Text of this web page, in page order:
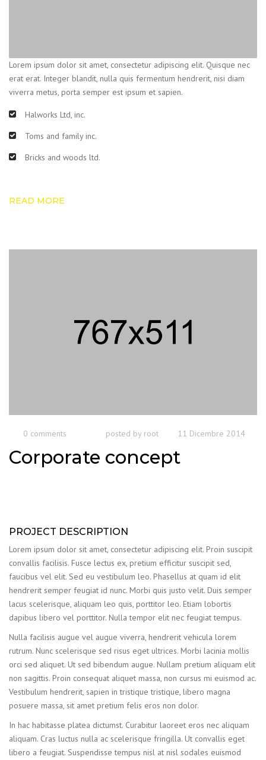
Lorem ipsum dolor sit amet, consectetur adipiscing elit. Quisque nec
erat erat. Integer blandit, nulla quis fermentum hendrerit, nisi diam
viverra metus, porta semper est ipsum et sapien.
Halworks Ltd, inc.
Toms and family inc.
Bricks and woods ltd.
READ MORE
0 comments posted by root 11 Dicembre 2014
Corporate concept
PROJECT DESCRIPTION
Lorem ipsum dolor sit amet, consectetur adipiscing elit. Proin suscipit
convallis facilisis. Fusce lectus ex, pretium efficitur suscipit sed,
faucibus vel elit. Sed eu vestibulum leo. Phasellus at quam id elit
hendrerit semper feugiat id nunc. Morbi quis justo velit. Duis semper
lacus scelerisque, aliquam leo quis, porttitor leo. Etiam lobortis
dapibus libero vel porttitor. Nulla tempor elit nec feugiat tempus.
Nulla facilisis augue vel augue viverra, hendrerit vehicula lorem
rutrum. Nunc scelerisque sed risus eget ultrices. Morbi lacinia mollis
orci sed aliquet. Ut sed bibendum augue. Nullam pretium aliquam elit
non sagittis. Proin consequat aliquet massa, non cursus mi euismod ac.
Vestibulum hendrerit, sapien in tristique tristique, libero magna
posuere massa, sit amet pretium felis eros non dolor.
In hac habitasse platea dictumst. Curabitur laoreet eros nec aliquam
aliquam. Cras luctus nulla ac scelerisque fringilla. Ut convallis eget
libero a feugiat. Suspendisse tempus nisl at nisl sodales euismod